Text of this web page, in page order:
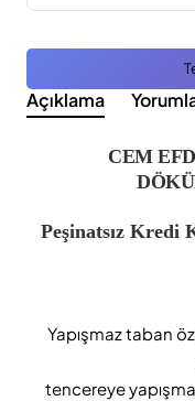
Açıklama
CEM
Peşinatsız Kredi
Yapışmaz taban
tencereye